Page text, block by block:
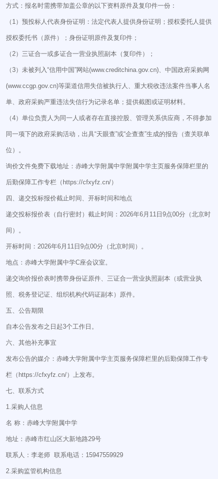
方式：报名时需携带加盖公章的以下资料原件及复印件一份：
（1）预投标人代表身份证明：法定代表人提供身份证明；授权委托人提供
授权委托书（原件）；身份证明原件及复印件；
（2）三证合一或多证合一营业执照副本（复印件）；
（3）未被列入“信用中国”网站(www.creditchina.gov.cn)、中国政府采购网
(www.ccgp.gov.cn)等渠道信用失信被执行人、重大税收违法案件当事人名
单、政府采购严重违法失信行为记录名单；提供截图或证明材料。
（4）单位负责人为同一人或者存在直接控股、管理关系供应商，不得参加
同一项下的政府采购活动，出具“天眼查”或“企查查”生成的报告（查关联单
位）。
询价文件免费下载地址：赤峰大学附属中学附属中学主页服务保障栏里的
后勤保障工作专栏（https://cfxyfz.cn/）
四、递交投标报价截止时间、开标时间和地点
递交投标报价表（自行密封）截止时间：2026年6月11日9点00分（北京时
间）。
开标时间：2026年6月11日9点00分（北京时间）。
地点：赤峰大学附属中学C座会议室。
递交询价报价表时携带身份证原件、三证合一营业执照副本（或营业执
照、税务登记证、组织机构代码证副本）原件。
五、公告期限
自本公告发布之日起3个工作日。
六、其他补充事宜
发布公告的媒介：赤峰大学附属中学主页服务保障栏里的后勤保障工作专
栏（https://cfxyfz.cn/）上发布。
七、联系方式
1.采购人信息
名 称：赤峰大学附属中学
地址：赤峰市红山区大新地路29号
联系人：李老师 联系电话：15947559929
2.采购监管机构信息